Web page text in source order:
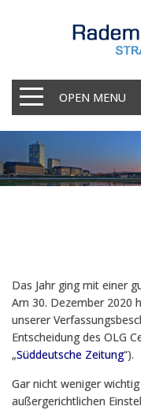
OPEN MENU
Das Jahr ging mit einer
Am 30. Dezember 2020
unserer
Entscheidung des OLG
„Süddeutsche Zeitung“).
Gar nicht weniger
außergerichtlichen